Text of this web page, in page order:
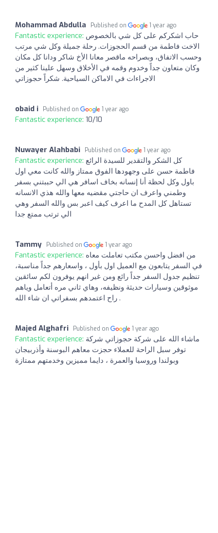
Mohammad Abdulla Published on 1 year ago
Fantastic experience: حاب اشكركم على كل شي بالخصوص
الاخت فاطمة من قسم الحجوزات. رحلة جميلة وكل شي مرتب
وحسب الاتفاق، وبصراحه ماقصر معانا الأخ شاكر ودانا كل مكان
وكان متعاون جداً وخدوم وقمه في الأخلاق وسهل علينا كثير من
الاجراءات في الاماكن السياحية. شكراً حجوزاتي
obaid i Published on 1 year ago
Fantastic experience: 10/10
Nuwayer Alahbabi Published on 1 year ago
Fantastic experience: كل الشكر والتقدير للسيدة الرائع
فاطمة حسن على وجهودها الفوق ممتاز والله كانت معي اول
باول وكل لحظة أنا إنسانه بخاف اسافر هي الي حببتني بسفر
وطمني واعرف ان حاجتي مقضيه معها والله هذي الانسانه
تستاهل كل المدح ما اعرف كيف اعبر بس والله السفر وهي
الي ترتب ممتع جدا
Tammy Published on 1 year ago
Fantastic experience: من افضل واحسن مكتب تعاملت معاه
في السفر يتابعون مع العميل اول بأول ، واسعارهم جداً مناسبة،
تنظيم جدول السفر جداً رائع ومن غير انهم يوفرون لكم سائقين
موثوقين وسيارات حديثة ونظيفه، وهاي ثاني مره أتعامل وياهم
راح اعتمدهم بسفراتي ان شاء الله .
Majed Alghafri Published on 1 year ago
Fantastic experience: ماشاء الله على شركة حجوزاتي شركة
توفر سبل الراحة للعملاء حجزت معاهم البوسنة وأذربيجان
وبولندا وروسيا والعمرة ، دايما مميزين وخدمتهم ممتازة